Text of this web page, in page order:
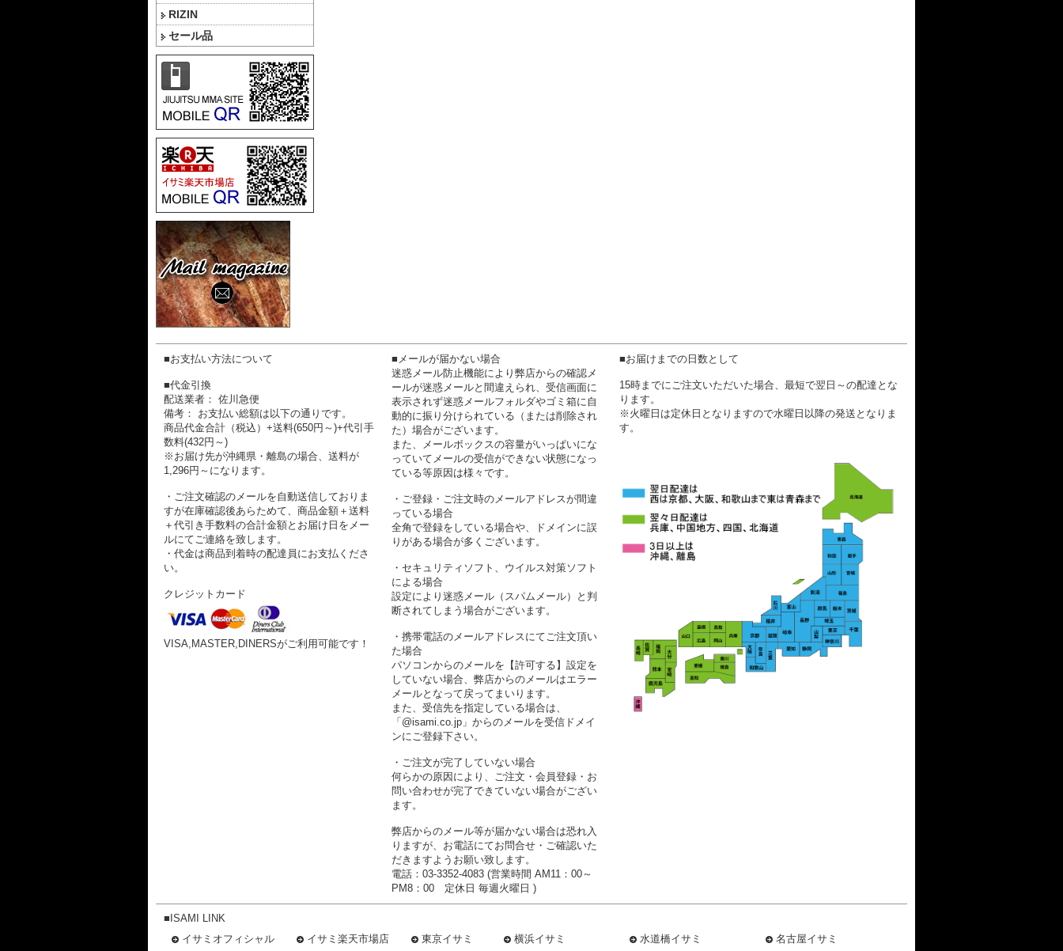
RIZIN
セール品
■お支払い方法について
■代金引換
配送業者： 佐川急便
備考： お支払い総額は以下の通りです。
商品代金合計（税込）+送料(650円～)+代引手
数料(432円～)
※お届け先が沖縄県・離島の場合、送料が
1,296円～になります。
・ご注文確認のメールを自動送信しておりま
すが在庫確認後あらためて、商品金額＋送料
＋代引き手数料の合計金額とお届け日をメー
ルにてご連絡を致します。
・代金は商品到着時の配達員にお支払くださ
い。
クレジットカード
VISA,MASTER,DINERSがご利用可能です！
■メールが届かない場合
迷惑メール防止機能により弊店からの確認メ
ールが迷惑メールと間違えられ、受信画面に
表示されず迷惑メールフォルダやゴミ箱に自
動的に振り分けられている（または削除され
た）場合がございます。
また、メールボックスの容量がいっぱいにな
っていてメールの受信ができない状態になっ
ている等原因は様々です。
・ご登録・ご注文時のメールアドレスが間違
っている場合
全角で登録をしている場合や、ドメインに誤
りがある場合が多くございます。
・セキュリティソフト、ウイルス対策ソフト
による場合
設定により迷惑メール（スパムメール）と判
断されてしまう場合がございます。
・携帯電話のメールアドレスにてご注文頂い
た場合
パソコンからのメールを【許可する】設定を
していない場合、弊店からのメールはエラー
メールとなって戻ってまいります。
また、受信先を指定している場合は、
「@isami.co.jp」からのメールを受信ドメイ
ンにご登録下さい。
・ご注文が完了していない場合
何らかの原因により、ご注文・会員登録・お
問い合わせが完了できていない場合がござい
ます。
弊店からのメール等が届かない場合は恐れ入
りますが、お電話にてお問合せ・ご確認いた
だきますようお願い致します。
電話：03-3352-4083 (営業時間 AM11：00～
PM8：00 定休日 毎週火曜日 )
■お届けまでの日数として
15時までにご注文いただいた場合、最短で翌日～の配達とな
ります。
※火曜日は定休日となりますので水曜日以降の発送となりま
す。
■ISAMI LINK
イサミオフィシャル
イサミ楽天市場店 東京イサミ 横浜イサミ 水道橋イサミ 名古屋イサミ